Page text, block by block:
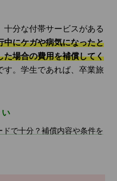
分な付帯サービスがある
中にケガや病気になったと
た場合の費用を補償してく
す。学生であれば、卒業旅
い
で十分？補償内容や条件を